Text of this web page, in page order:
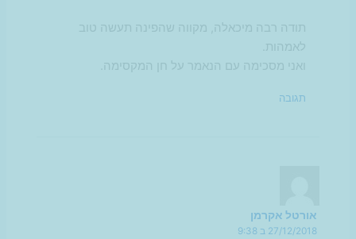
תודה רבה מיכאלה, מקווה שהפינה תעשה טוב
לאמהות.
ואני מסכימה עם הנאמר על חן המקסימה.
תגובה
אורטל אקרמן
27/12/2018 ב 9:38